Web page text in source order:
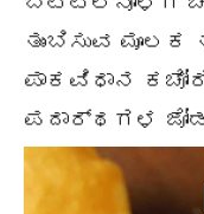
ತುಂಬಿಸುವ
ಪಾಕವಿಧಾನ
ಪದಾರ್ಥಗಳ